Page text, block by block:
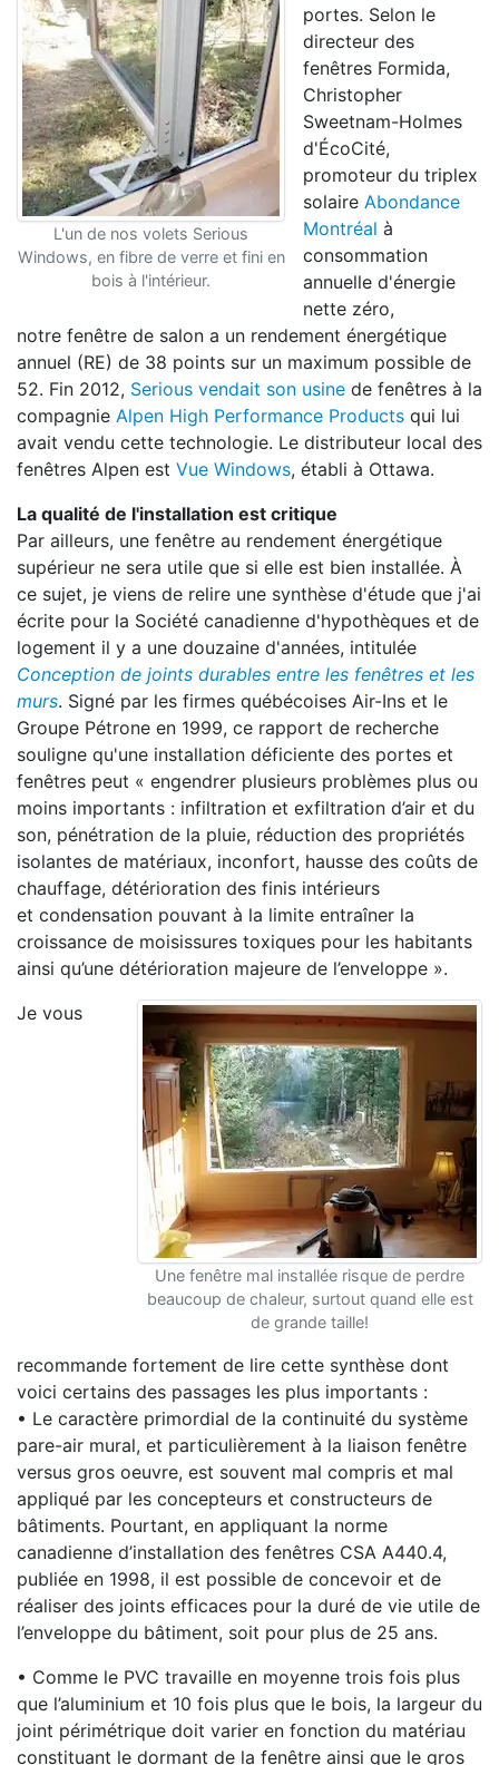
L'un de nos volets Serious
Windows, en fibre de verre et fini en
bois à l'intérieur.
portes. Selon le
directeur des
fenêtres Formida,
Christopher
Sweetnam-Holmes
d'ÉcoCité,
promoteur du triplex
solaire Abondance
Montréal à
consommation
annuelle d'énergie
nette zéro,
notre fenêtre de salon a un rendement énergétique
annuel (RE) de 38 points sur un maximum possible de
52. Fin 2012, Serious vendait son usine de fenêtres à la
compagnie Alpen High Performance Products qui lui
avait vendu cette technologie. Le distributeur local des
fenêtres Alpen est Vue Windows, établi à Ottawa.
La qualité de l'installation est critique
Par ailleurs, une fenêtre au rendement énergétique
supérieur ne sera utile que si elle est bien installée. À
ce sujet, je viens de relire une synthèse d'étude que j'ai
écrite pour la Société canadienne d'hypothèques et de
logement il y a une douzaine d'années, intitulée
Conception de joints durables entre les fenêtres et les
murs. Signé par les firmes québécoises Air-Ins et le
Groupe Pétrone en 1999, ce rapport de recherche
souligne qu'une installation déficiente des portes et
fenêtres peut « engendrer plusieurs problèmes plus ou
moins importants : infiltration et exfiltration d’air et du
son, pénétration de la pluie, réduction des propriétés
isolantes de matériaux, inconfort, hausse des coûts de
chauffage, détérioration des finis intérieurs
et condensation pouvant à la limite entraîner la
croissance de moisissures toxiques pour les habitants
ainsi qu’une détérioration majeure de l’enveloppe ».
Une fenêtre mal installée risque de perdre
beaucoup de chaleur, surtout quand elle est
de grande taille!
Je vous
recommande fortement de lire cette synthèse dont
voici certains des passages les plus importants :
• Le caractère primordial de la continuité du système
pare-air mural, et particulièrement à la liaison fenêtre
versus gros oeuvre, est souvent mal compris et mal
appliqué par les concepteurs et constructeurs de
bâtiments. Pourtant, en appliquant la norme
canadienne d’installation des fenêtres CSA A440.4,
publiée en 1998, il est possible de concevoir et de
réaliser des joints efficaces pour la duré de vie utile de
l’enveloppe du bâtiment, soit pour plus de 25 ans.
• Comme le PVC travaille en moyenne trois fois plus
que l’aluminium et 10 fois plus que le bois, la largeur du
joint périmétrique doit varier en fonction du matériau
constituant le dormant de la fenêtre ainsi que le gros